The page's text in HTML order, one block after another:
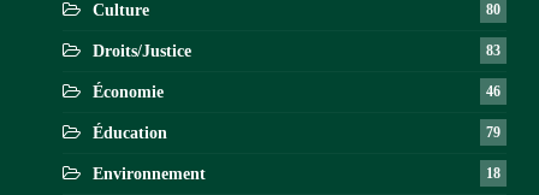
Culture 80
Droits/Justice 83
Économie 46
Éducation 79
Environnement 18